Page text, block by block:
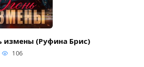
измены (Руфина Брис)
106